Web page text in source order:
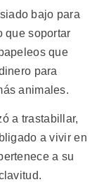
bajo para
que soportar
que
para
animales.
a trastabillar,
a vivir en
a su